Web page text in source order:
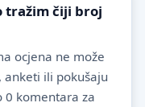
tražim čiji broj
ocjena ne može
anketi ili pokušaju
0 komentara za